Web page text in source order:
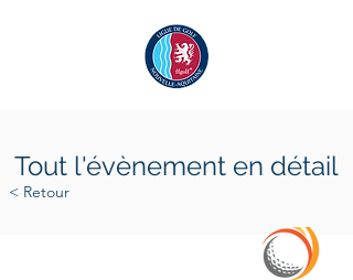
Tout l'évènement en détail
< Retour